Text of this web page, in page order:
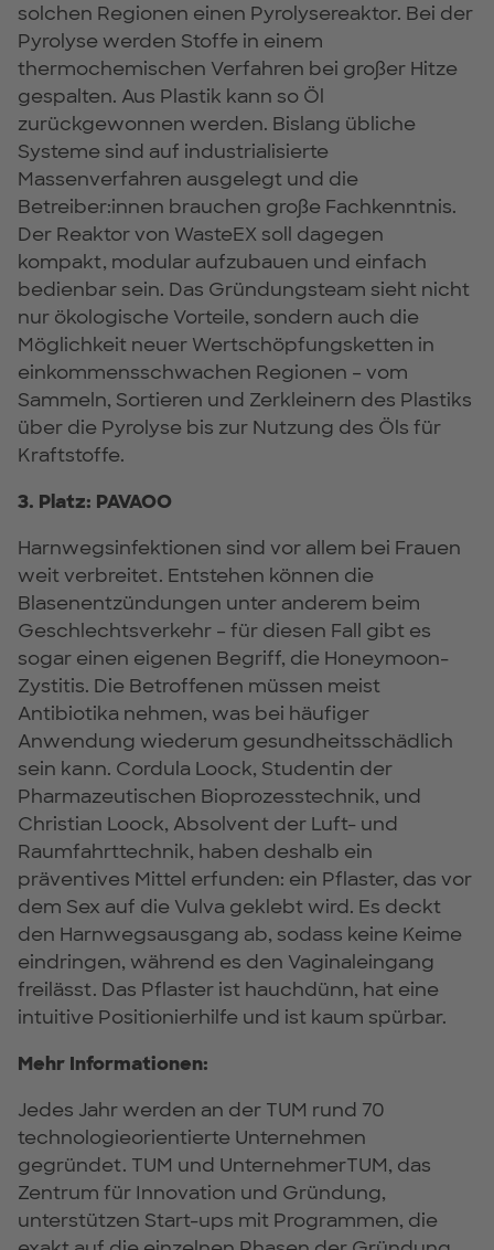
solchen Regionen einen Pyrolysereaktor. Bei der
Pyrolyse werden Stoffe in einem
thermochemischen Verfahren bei großer Hitze
gespalten. Aus Plastik kann so Öl
zurückgewonnen werden. Bislang übliche
Systeme sind auf industrialisierte
Massenverfahren ausgelegt und die
Betreiber:innen brauchen große Fachkenntnis.
Der Reaktor von WasteEX soll dagegen
kompakt, modular aufzubauen und einfach
bedienbar sein. Das Gründungsteam sieht nicht
nur ökologische Vorteile, sondern auch die
Möglichkeit neuer Wertschöpfungsketten in
einkommensschwachen Regionen – vom
Sammeln, Sortieren und Zerkleinern des Plastiks
über die Pyrolyse bis zur Nutzung des Öls für
Kraftstoffe.
3. Platz: PAVAOO
Harnwegsinfektionen sind vor allem bei Frauen
weit verbreitet. Entstehen können die
Blasenentzündungen unter anderem beim
Geschlechtsverkehr – für diesen Fall gibt es
sogar einen eigenen Begriff, die Honeymoon-
Zystitis. Die Betroffenen müssen meist
Antibiotika nehmen, was bei häufiger
Anwendung wiederum gesundheitsschädlich
sein kann. Cordula Loock, Studentin der
Pharmazeutischen Bioprozesstechnik, und
Christian Loock, Absolvent der Luft- und
Raumfahrttechnik, haben deshalb ein
präventives Mittel erfunden: ein Pflaster, das vor
dem Sex auf die Vulva geklebt wird. Es deckt
den Harnwegsausgang ab, sodass keine Keime
eindringen, während es den Vaginaleingang
freilässt. Das Pflaster ist hauchdünn, hat eine
intuitive Positionierhilfe und ist kaum spürbar.
Mehr Informationen:
Jedes Jahr werden an der TUM rund 70
technologieorientierte Unternehmen
gegründet. TUM und UnternehmerTUM, das
Zentrum für Innovation und Gründung,
unterstützen Start-ups mit Programmen, die